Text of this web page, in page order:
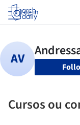
Log in
Cursos ou